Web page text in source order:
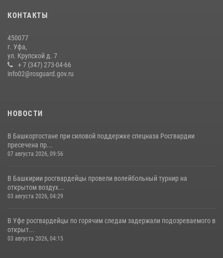
росгвардейцев и жителей Башкортостана за охотничьи ружья для
16 июля 2026, 04:30
Росгвардейцы Башкортостана обеспечили правопорядок и
выступили на празднике в честь Дня ВДВ
КОНТАКТЫ
450077
г. Уфа,
ул. Крупской д. 7
+ 7 (347) 273-04-66
info02@rosguard.gov.ru
НОВОСТИ
В Башкортостане при силовой поддержке спецназа Росгвардии
пресечена пр...
07 августа 2026, 09:56
В Башкирии росгвардейцы провели волейбольный турнир на
открытом воздух...
03 августа 2026, 04:29
В Уфе росгвардейцы по горячим следам задержали подозреваемого в
открыт...
03 августа 2026, 04:15